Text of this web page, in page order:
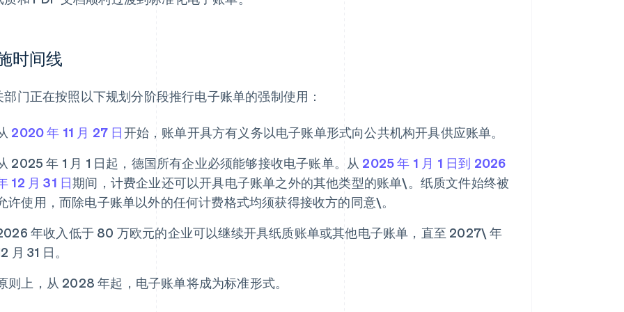
时间线
部门正在按照以下规划分阶段推行电子账单的强制使用：
2020 年 11 月 27 日开始，账单开具方有义务以电子账单形式向公共机构开具供应账单。
2025 年 1 月 1 日起，德国所有企业必须能够接收电子账单。从 2025 年 1 月 1 日到 2026
12 月 31 日期间，计费企业还可以开具电子账单之外的其他类型的账单\。纸质文件始终被
许使用，而除电子账单以外的任何计费格式均须获得接收方的同意\。
年收入低于 80 万欧元的企业可以继续开具纸质账单或其他电子账单，直至 2027\ 年
月 31 日。
则上，从 2028 年起，电子账单将成为标准形式。